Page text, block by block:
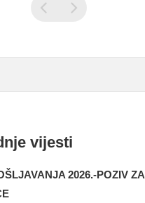
vijesti
2026.-POZIV ZA